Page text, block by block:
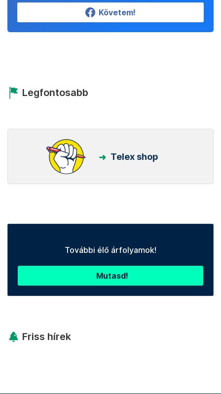
Követem!
Legfontosabb
Telex shop
További élő árfolyamok!
Mutasd!
Friss hírek